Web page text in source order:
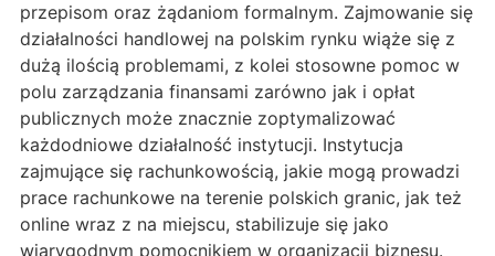
przepisom oraz żądaniom formalnym. Zajmowanie się
działalności handlowej na polskim rynku wiąże się z
dużą ilością problemami, z kolei stosowne pomoc w
polu zarządzania finansami zarówno jak i opłat
publicznych może znacznie zoptymalizować
każdodniowe działalność instytucji. Instytucja
zajmujące się rachunkowością, jakie mogą prowadzi
prace rachunkowe na terenie polskich granic, jak też
online wraz z na miejscu, stabilizuje się jako
wiarygodnym pomocnikiem w organizacji biznesu.